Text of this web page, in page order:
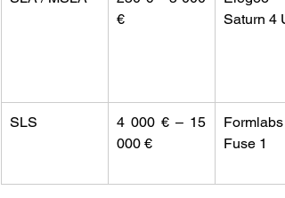
€
Saturn 4
SLS
4 000 € – 15
000 €
Formlabs
Fuse 1